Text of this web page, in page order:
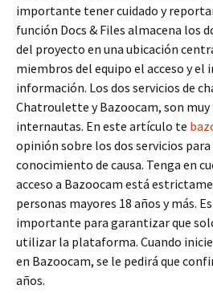
importante tener cuidado y
función Docs & Files almacena los
del proyecto en una ubicación
miembros del equipo el acceso y el
información. Los dos servicios de
Chatroulette y Bazoocam, son
internautas. En este artículo te
opinión sobre los dos servicios
conocimiento de causa. Tenga en
acceso a Bazoocam está
personas mayores 18 años y más.
importante para garantizar que
utilizar la plataforma. Cuando
en Bazoocam, se le pedirá que
años.